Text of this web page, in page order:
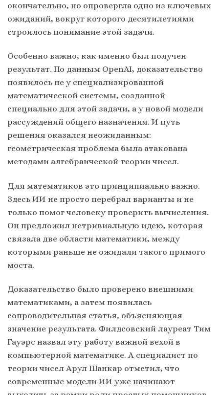
окончательно, но опровергла одно из ключевых
ожиданий, вокруг которого десятилетиями
строилось понимание этой задачи.
Особенно важно, как именно был получен
результат. По данным OpenAI, доказательство
появилось не у специализированной
математической системы, созданной
специально для этой задачи, а у новой модели
рассуждений общего назначения. И путь
решения оказался неожиданным:
геометрическая проблема была атакована
методами алгебраической теории чисел.
Для математиков это принципиально важно.
Здесь ИИ не просто перебрал варианты и не
только помог человеку проверить вычисления.
Он предложил нетривиальную идею, которая
связала две области математики, между
которыми раньше не ожидали такого прямого
моста.
Доказательство было проверено внешними
математиками, а затем появилась
сопроводительная статья, объясняющая
значение результата. Филдсовский лауреат Тим
Гауэрс назвал эту работу важной вехой в
компьютерной математике. А специалист по
теории чисел Арул Шанкар отметил, что
современные модели ИИ уже начинают